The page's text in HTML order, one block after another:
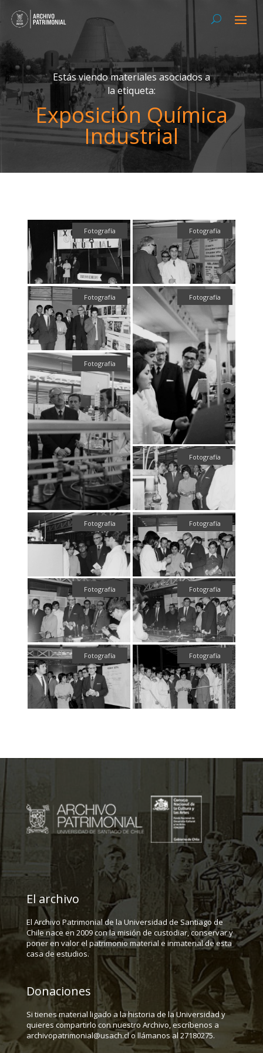
Estás viendo materiales asociados a
la etiqueta:
Exposición Química
Industrial
Fotografía Fotografía
Fotografía Fotografía
Fotografía
Fotografía
Fotografía Fotografía
Fotografía Fotografía
Fotografía Fotografía
El archivo
El Archivo Patrimonial de la Universidad de Santiago de
Chile nace en 2009 con la misión de custodiar, conservar y
poner en valor el patrimonio material e inmaterial de esta
casa de estudios.
Donaciones
Si tienes material ligado a la historia de la Universidad y
quieres compartirlo con nuestro Archivo, escríbenos a
archivopatrimonial@usach.cl o llámanos al 27180275.